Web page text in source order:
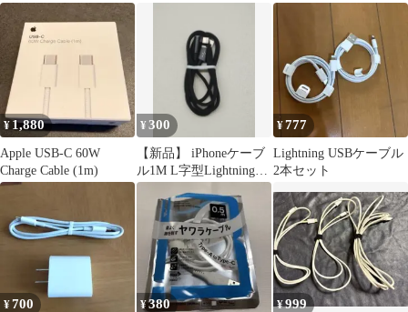
セット
¥ 1,880
Apple USB-C 60W
Charge Cable (1m)
¥300
【新品】 iPhoneケーブ
ル1M L字型Lightningケ
ーブル ブラック
¥777
Lightning USBケーブル
2本セット
¥700 ¥380 ¥999